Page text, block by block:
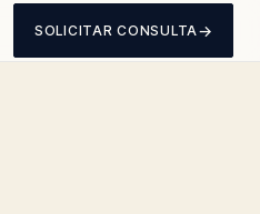
SOLICITAR CONSULTA→